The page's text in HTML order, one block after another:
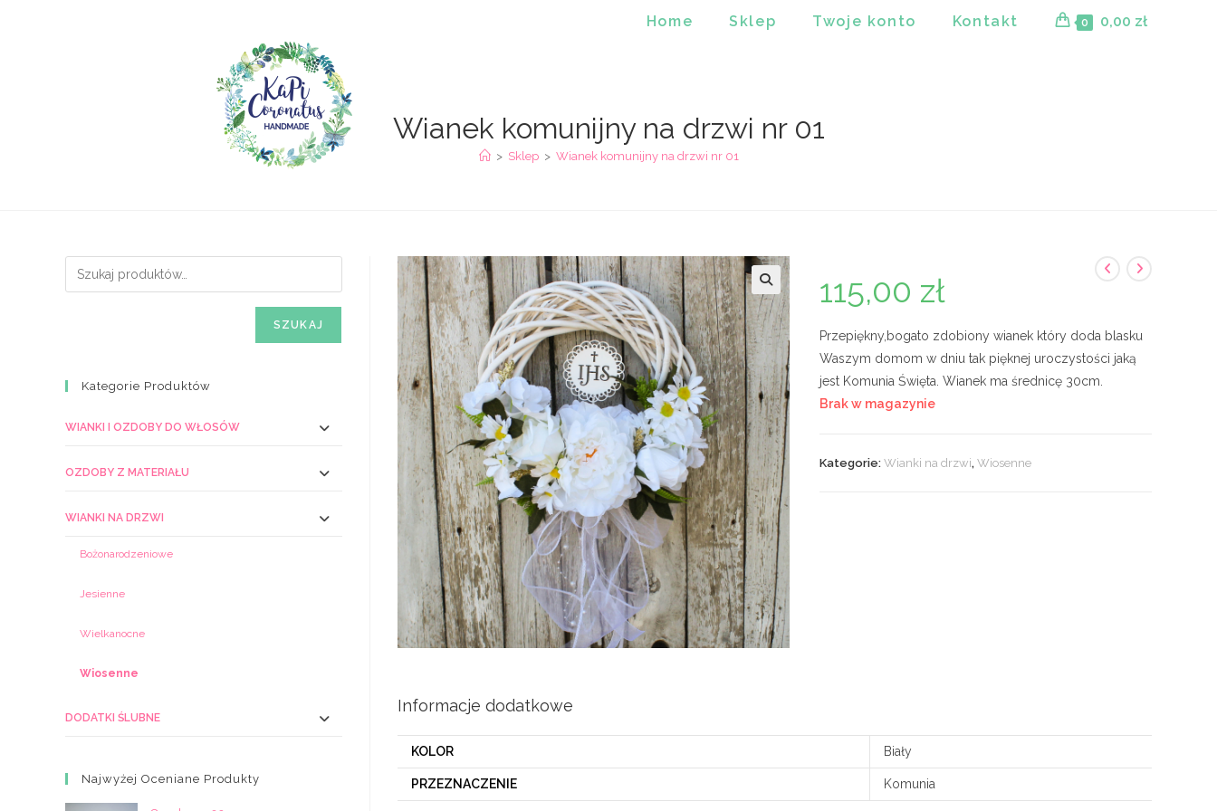
Home Sklep Twoje konto Kontakt 0 0,00 zł
Wianek komunijny na drzwi nr 01
> Sklep > Wianek komunijny na drzwi nr 01
115,00 zł
Przepiękny,bogato zdobiony wianek który doda blasku
Waszym domom w dniu tak pięknej uroczystości jaką
jest Komunia Święta. Wianek ma średnicę 30cm.
Brak w magazynie
Kategorie:Wianki na drzwi,Wiosenne
Informacje dodatkowe
KOLOR Biały
PRZEZNACZENIE Komunia
SZUKAJ
Kategorie Produktów
WIANKI I OZDOBY DO WŁOSÓW
OZDOBY Z MATERIAŁU
WIANKI NA DRZWI
Bożonarodzeniowe
Jesienne
Wielkanocne
Wiosenne
DODATKI ŚLUBNE
Najwyżej Oceniane Produkty